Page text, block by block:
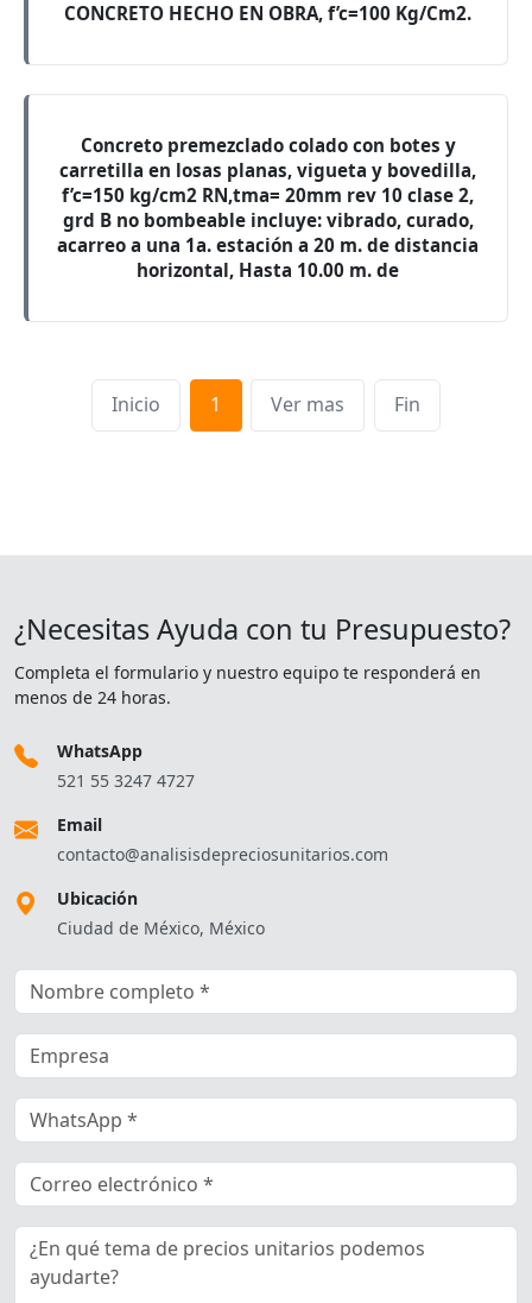
CONCRETO HECHO EN OBRA, f’c=100 Kg/Cm2.
Concreto premezclado colado con botes y
carretilla en losas planas, vigueta y bovedilla,
f’c=150 kg/cm2 RN,tma= 20mm rev 10 clase 2,
grd B no bombeable incluye: vibrado, curado,
acarreo a una 1a. estación a 20 m. de distancia
horizontal, Hasta 10.00 m. de
Inicio 1 Ver mas Fin
¿Necesitas Ayuda con tu Presupuesto?
Completa el formulario y nuestro equipo te responderá en
menos de 24 horas.
WhatsApp
521 55 3247 4727
Email
contacto@analisisdepreciosunitarios.com
Ubicación
Ciudad de México, México